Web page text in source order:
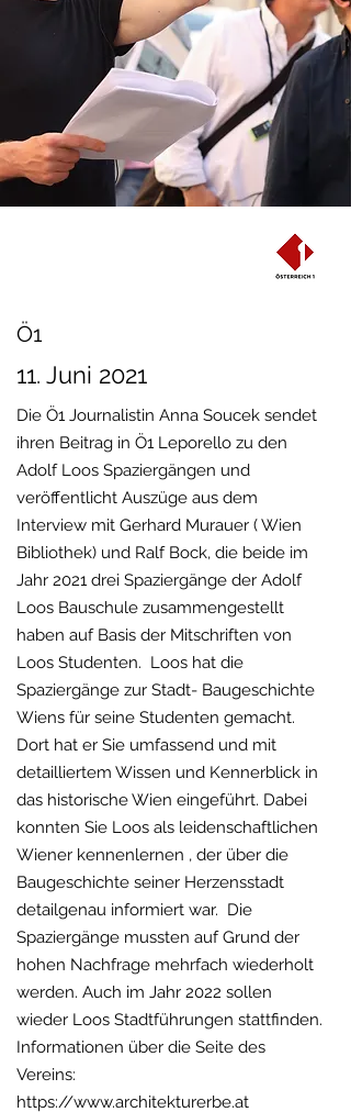
Ö1
11. Juni 2021
Die Ö1 Journalistin Anna Soucek sendet
ihren Beitrag in Ö1 Leporello zu den
Adolf Loos Spaziergängen und
veröffentlicht Auszüge aus dem
Interview mit Gerhard Murauer ( Wien
Bibliothek) und Ralf Bock, die beide im
Jahr 2021 drei Spaziergänge der Adolf
Loos Bauschule zusammengestellt
haben auf Basis der Mitschriften von
Loos Studenten. Loos hat die
Spaziergänge zur Stadt- Baugeschichte
Wiens für seine Studenten gemacht.
Dort hat er Sie umfassend und mit
detailliertem Wissen und Kennerblick in
das historische Wien eingeführt. Dabei
konnten Sie Loos als leidenschaftlichen
Wiener kennenlernen , der über die
Baugeschichte seiner Herzensstadt
detailgenau informiert war. Die
Spaziergänge mussten auf Grund der
hohen Nachfrage mehrfach wiederholt
werden. Auch im Jahr 2022 sollen
wieder Loos Stadtführungen stattfinden.
Informationen über die Seite des
Vereins:
https://www.architekturerbe.at